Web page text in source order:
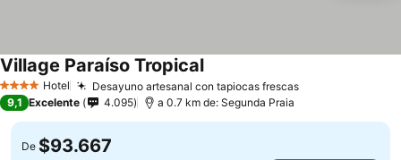
4 EstrellasHotel Desayuno artesanal con tapiocas frescas
Village Paraíso Tropical
9,1 Excelente 4.095 a 0.7 km de: Segunda Praia
De $93.667